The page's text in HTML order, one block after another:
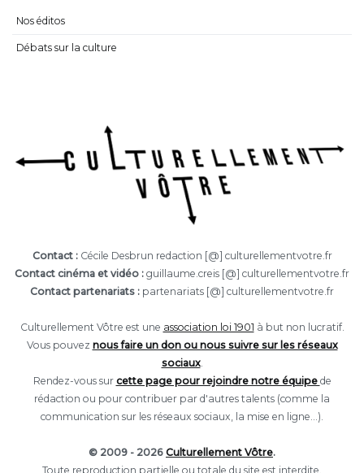
Nos éditos
Débats sur la culture
Contact :Cécile Desbrun redaction [@] culturellementvotre.fr
Contact cinéma et vidéo : guillaume.creis [@] culturellementvotre.fr
Contact partenariats : partenariats [@] culturellementvotre.fr
Culturellement Vôtre est une association loi 1901 à but non lucratif.
Vous pouvez nous faire un don ou nous suivre sur les réseaux
sociaux.
Rendez-vous sur cette page pour rejoindre notre équipe de
rédaction ou pour contribuer par d'autres talents (comme la
communication sur les réseaux sociaux, la mise en ligne...).
© 2009 - 2026 Culturellement Vôtre.
Toute reproduction partielle ou totale du site est interdite.